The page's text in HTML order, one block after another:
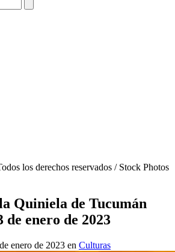
los derechos reservados / Stock Photos
Quiniela de Tucumán
de enero de 2023
enero de 2023 en Culturas